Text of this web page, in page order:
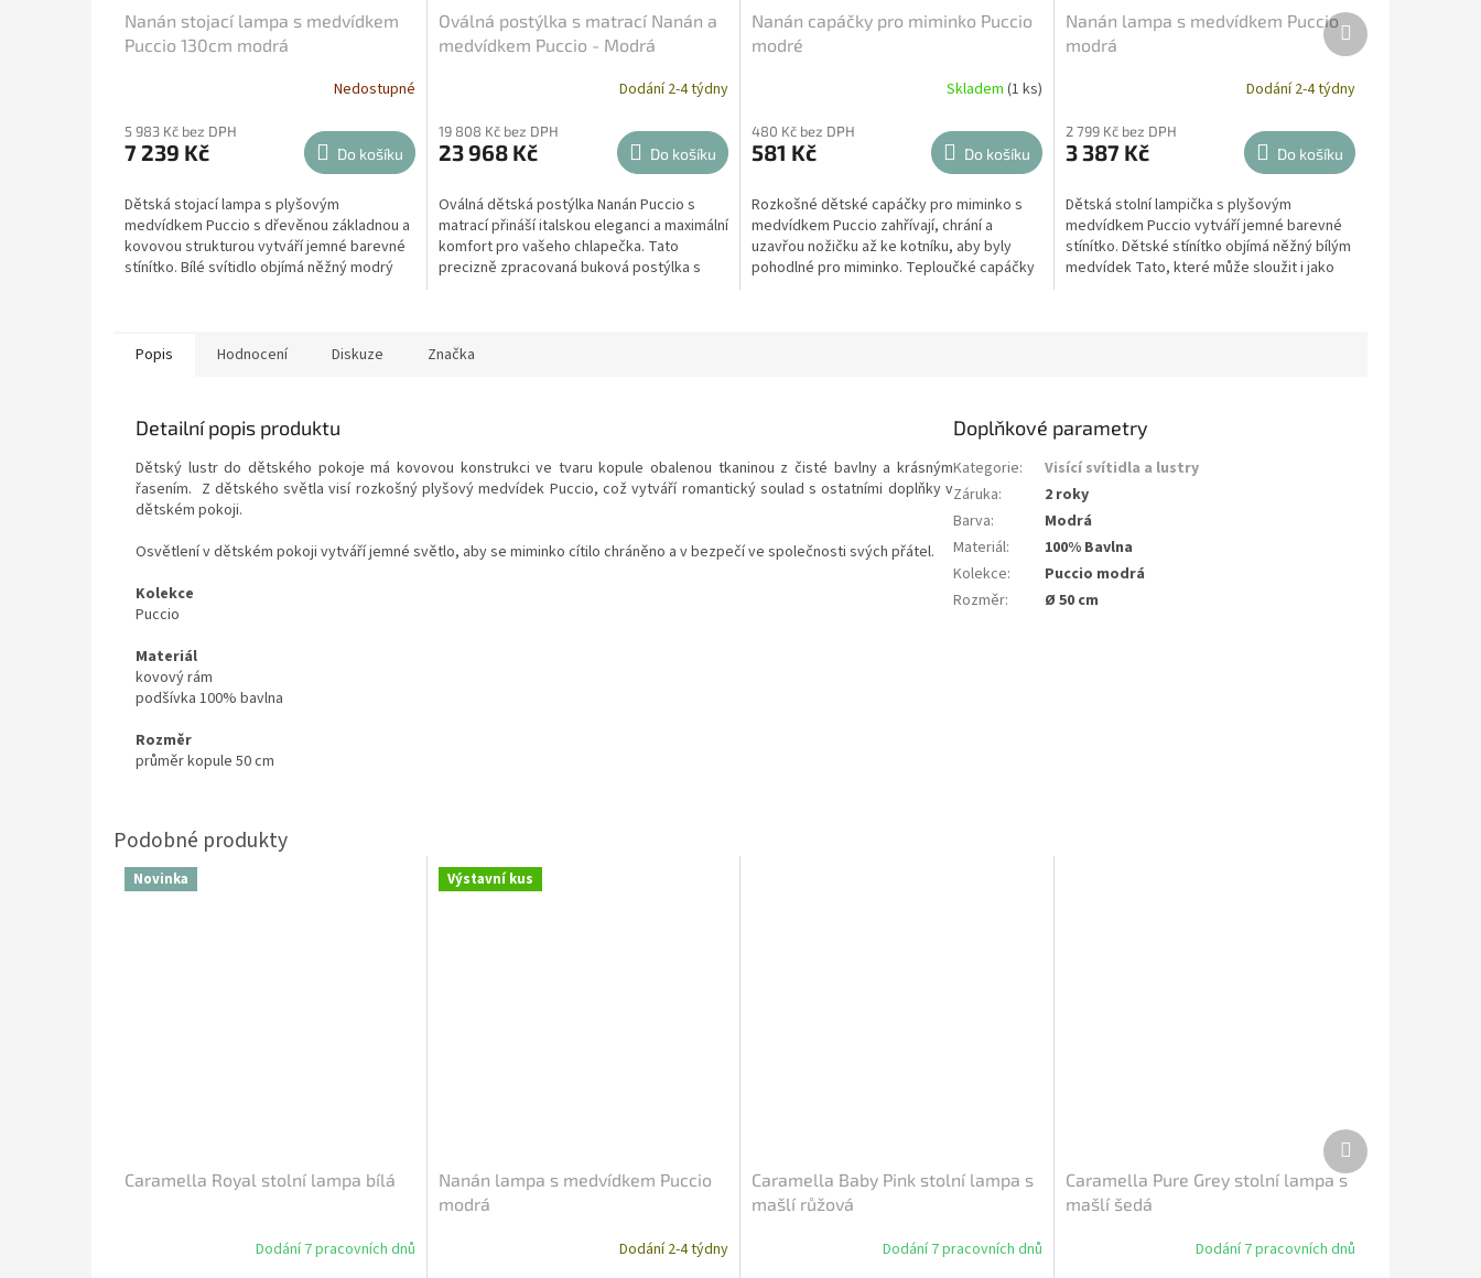
Nanán stojací lampa s medvídkem
Puccio 130cm modrá
Nedostupné
5 983 Kč bez DPH
7 239 Kč Do košíku
Dětská stojací lampa s plyšovým
medvídkem Puccio s dřevěnou základnou a
kovovou strukturou vytváří jemné barevné
stínítko. Bílé svítidlo objímá něžný modrý
Oválná postýlka s matrací Nanán a
medvídkem Puccio - Modrá
Dodání 2-4 týdny
19 808 Kč bez DPH
23 968 Kč Do košíku
Oválná dětská postýlka Nanán Puccio s
matrací přináší italskou eleganci a maximální
komfort pro vašeho chlapečka. Tato
precizně zpracovaná buková postýlka s
Nanán capáčky pro miminko Puccio
modré
Skladem (1 ks)
480 Kč bez DPH
581 Kč Do košíku
Rozkošné dětské capáčky pro miminko s
medvídkem Puccio zahřívají, chrání a
uzavřou nožičku až ke kotníku, aby byly
pohodlné pro miminko. Teploučké capáčky
Nanán lampa s medvídkem Puccio
modrá
Dodání 2-4 týdny
2 799 Kč bez DPH
3 387 Kč Do košíku
Dětská stolní lampička s plyšovým
medvídkem Puccio vytváří jemné barevné
stínítko. Dětské stínítko objímá něžný bílým
medvídek Tato, které může sloužit i jako
Další
produkt
Popis Hodnocení Diskuze Značka
Detailní popis produktu
Dětský lustr do dětského pokoje má kovovou konstrukci ve tvaru kopule obalenou tkaninou z čisté bavlny a krásným
řasením. Z dětského světla visí rozkošný plyšový medvídek Puccio, což vytváří romantický soulad s ostatními doplňky v
dětském pokoji.
Osvětlení v dětském pokoji vytváří jemné světlo, aby se miminko cítilo chráněno a v bezpečí ve společnosti svých přátel.
Kolekce
Puccio
Materiál
kovový rám
podšívka 100% bavlna
Rozměr
průměr kopule 50 cm
Doplňkové parametry
Kategorie:
Visící svítidla a lustry
Záruka:
2 roky
Barva:
Modrá
Materiál:
100% Bavlna
Kolekce:
Puccio modrá
Rozměr: Ø 50 cm
Novinka
Caramella Royal stolní lampa bílá
Dodání 7 pracovních dnů
Výstavní kus
Nanán lampa s medvídkem Puccio
modrá
Dodání 2-4 týdny
Caramella Baby Pink stolní lampa s
mašlí růžová
Dodání 7 pracovních dnů
Caramella Pure Grey stolní lampa s
mašlí šedá
Dodání 7 pracovních dnů
Další
produkt